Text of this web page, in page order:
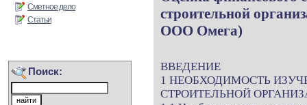
Сметное дело
Статьи
Поиск:
строительной
ООО Омега)
ВВЕДЕНИЕ
1 НЕОБХОДИМОСТЬ
СТРОИТЕЛЬНОЙ